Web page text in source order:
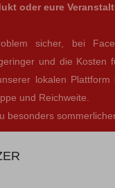
oder eure
sicher, bei
und die Kosten
lokalen Plattform
und Reichweite.
besonders